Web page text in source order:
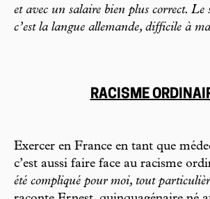
et avec un salaire bien plus correct. Le
c’est la langue allemande, difficile à
RACISME
Exercer en France en tant que
c’est aussi faire face au racisme
été compliqué pour moi, tout